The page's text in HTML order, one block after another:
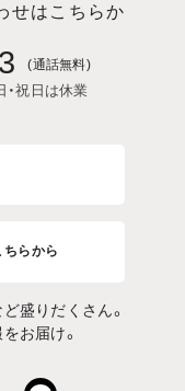
せはこちらか
(通話無料)
祝日は休業
らから
盛りだくさん。
お届け。